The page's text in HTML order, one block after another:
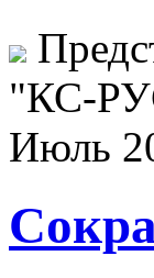
"КС-
Июль